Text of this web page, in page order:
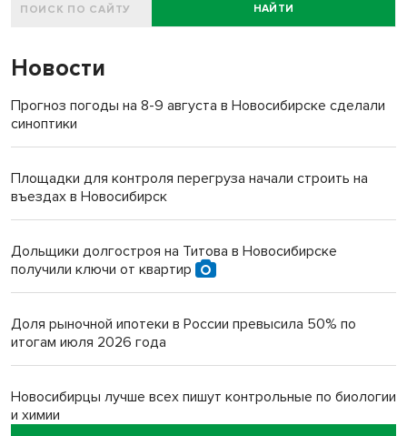
НАЙТИ
Новости
Прогноз погоды на 8-9 августа в Новосибирске сделали
синоптики
Площадки для контроля перегруза начали строить на
въездах в Новосибирск
Дольщики долгостроя на Титова в Новосибирске
получили ключи от квартир
Доля рыночной ипотеки в России превысила 50% по
итогам июля 2026 года
Новосибирцы лучше всех пишут контрольные по биологии
и химии